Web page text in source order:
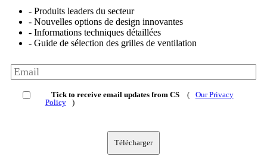
- Produits leaders du secteur
- Nouvelles options de design innovantes
- Informations techniques détaillées
- Guide de sélection des grilles de ventilation
Tick to receive email updates from CS (
Our Privacy
Policy
)
Télécharger